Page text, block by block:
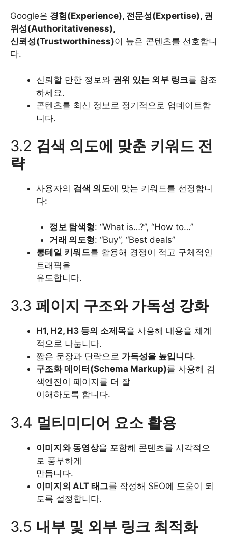
Google은 경험(Experience), 전문성(Expertise), 권
위성(Authoritativeness),
신뢰성(Trustworthiness)이 높은 콘텐츠를 선호합니
다.
신뢰할 만한 정보와 권위 있는 외부 링크를 참조
하세요.
콘텐츠를 최신 정보로 정기적으로 업데이트합
니다.
3.2 검색 의도에 맞춘 키워드 전
략
사용자의 검색 의도에 맞는 키워드를 선정합니
다:
정보 탐색형: “What is…?”, “How to…”
거래 의도형: “Buy”, “Best deals”
롱테일 키워드를 활용해 경쟁이 적고 구체적인
트래픽을
유도합니다.
3.3 페이지 구조와 가독성 강화
H1, H2, H3 등의 소제목을 사용해 내용을 체계
적으로 나눕니다.
짧은 문장과 단락으로 가독성을 높입니다.
구조화 데이터(Schema Markup)를 사용해 검
색엔진이 페이지를 더 잘
이해하도록 합니다.
3.4 멀티미디어 요소 활용
이미지와 동영상을 포함해 콘텐츠를 시각적으
로 풍부하게
만듭니다.
이미지의 ALT 태그를 작성해 SEO에 도움이 되
도록 설정합니다.
3.5 내부 및 외부 링크 최적화